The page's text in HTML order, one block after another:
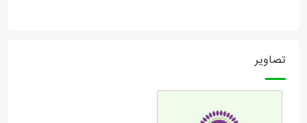
تصاویر